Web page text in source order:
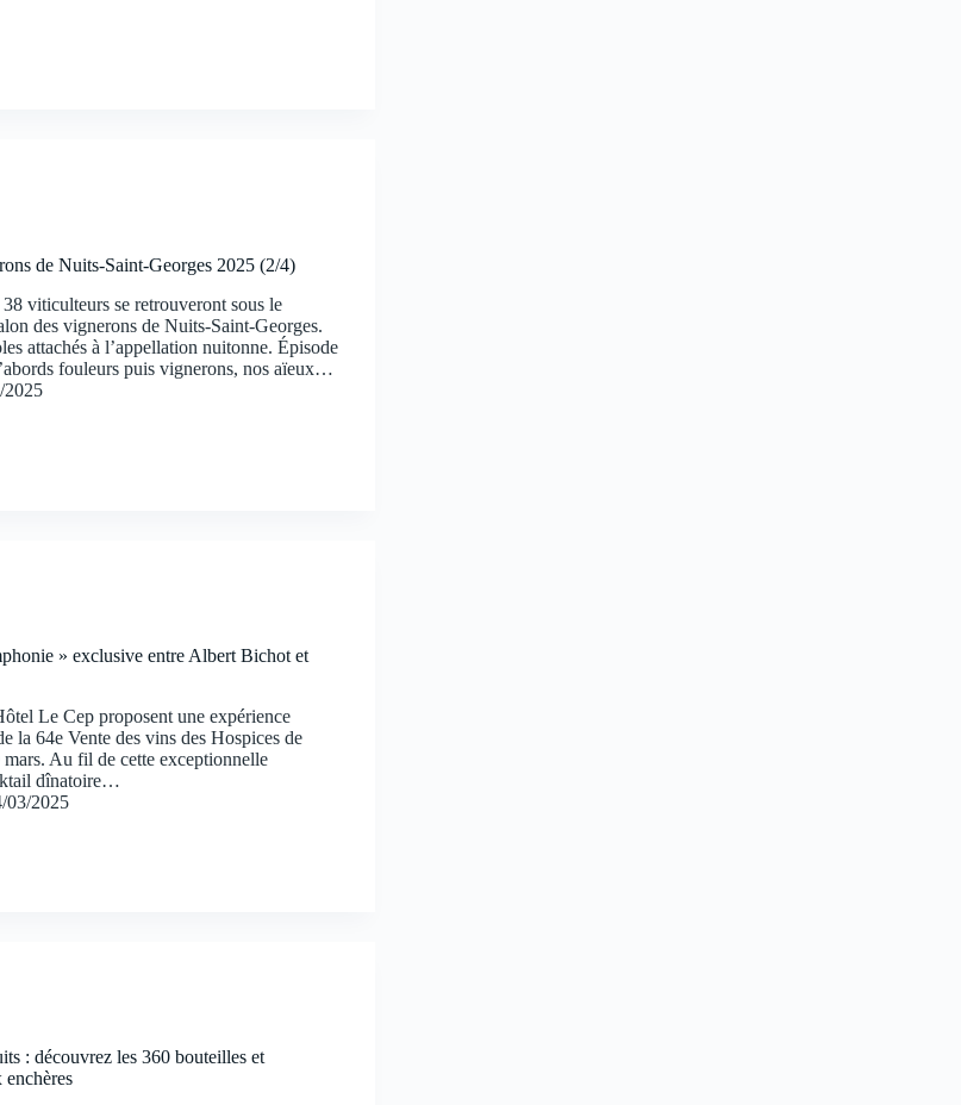
de Nuits-Saint-Georges 2025 (2/4)
viticulteurs se retrouveront sous le
des vignerons de Nuits-Saint-Georges.
attachés à l’appellation nuitonne. Épisode
fouleurs puis vignerons, nos aïeux…
2025
» exclusive entre Albert Bichot et
Le Cep proposent une expérience
la 64e Vente des vins des Hospices de
Au fil de cette exceptionnelle
dînatoire…
03/2025
: découvrez les 360 bouteilles et
enchères